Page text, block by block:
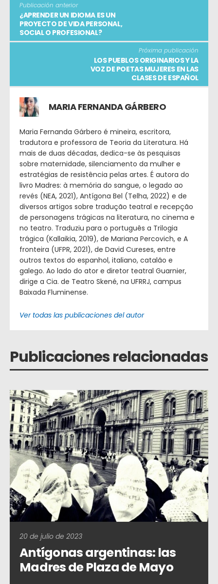
Publicación anterior
¿APRENDER UN IDIOMA ES UN
PROYECTO DE VIDA PERSONAL,
SOCIAL O PROFESIONAL?
Próxima publicación
LOS PUEBLOS ORIGINARIOS Y LA
VOZ DE POETAS MUJERES EN LAS
CLASES DE ESPAÑOL
MARIA FERNANDA GÁRBERO
Maria Fernanda Gárbero é mineira, escritora,
tradutora e professora de Teoria da Literatura. Há
mais de duas décadas, dedica-se às pesquisas
sobre maternidade, silenciamento da mulher e
estratégias de resistência pelas artes. É autora do
livro Madres: à memória do sangue, o legado ao
revés (NEA, 2021), Antígona Bel (Telha, 2022) e de
diversos artigos sobre tradução teatral e recepção
de personagens trágicas na literatura, no cinema e
no teatro. Traduziu para o português a Trilogia
trágica (Kallaikia, 2019), de Mariana Percovich, e A
fronteira (UFPR, 2021), de David Cureses, entre
outros textos do espanhol, italiano, catalão e
galego. Ao lado do ator e diretor teatral Guarnier,
dirige a Cia. de Teatro Skené, na UFRRJ, campus
Baixada Fluminense.
Ver todas las publicaciones del autor
Publicaciones relacionadas
20 de julio de 2023
Antígonas argentinas: las
Madres de Plaza de Mayo